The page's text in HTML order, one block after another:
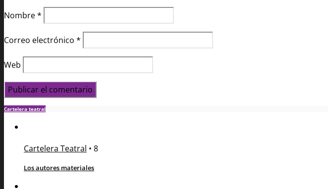
Nombre*
Correo electrónico *
Web
Cartelera teatral
Cartelera Teatral • 8
Los autores materiales